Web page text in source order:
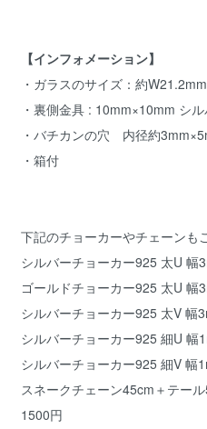
【インフォメーション】
・ガラスのサイズ：約
・裏側金具 : 10mm×10mm シ
・バチカンの穴 内径約
・箱付
下記のチョーカーやチェーンも
シルバーチョーカー925 太U 幅
ゴールドチョーカー925 太U 幅
シルバーチョーカー925 太V 幅
シルバーチョーカー925 細U 幅
シルバーチョーカー925 細V 幅
スネークチェーン45cm＋テー
1500円